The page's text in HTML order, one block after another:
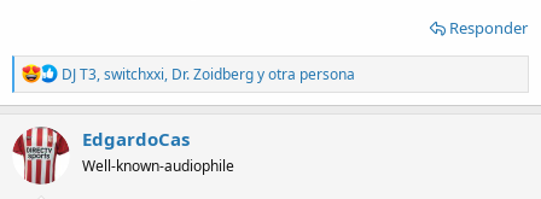
Responder
R
e
a
c
t
DJ T3,switchxxi, Dr. Zoidbergy otra persona
EdgardoCas
Well-known-audiophile